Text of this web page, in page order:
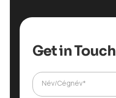
Get in Touch
T
e
Név/Cégnév*